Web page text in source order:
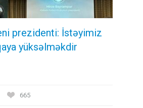
prezidenti: İstəyimiz
yüksəlməkdir
665